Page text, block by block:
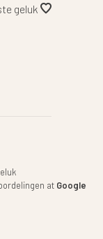
geluk
at Google